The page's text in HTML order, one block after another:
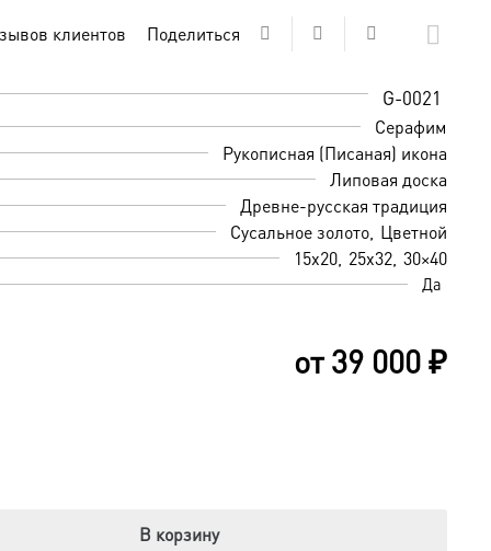
клиентов Поделиться
G-0021
Серафим
Рукописная (Писаная) икона
Липовая доска
Древне-русская традиция
Сусальное золото Цветной
15х20 25х32 30×40
Да
от39 000₽
В корзину